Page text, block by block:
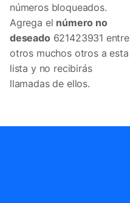
números bloqueados.
Agrega el número no
deseado 621423931 entre
otros muchos otros a esta
lista y no recibirás
llamadas de ellos.